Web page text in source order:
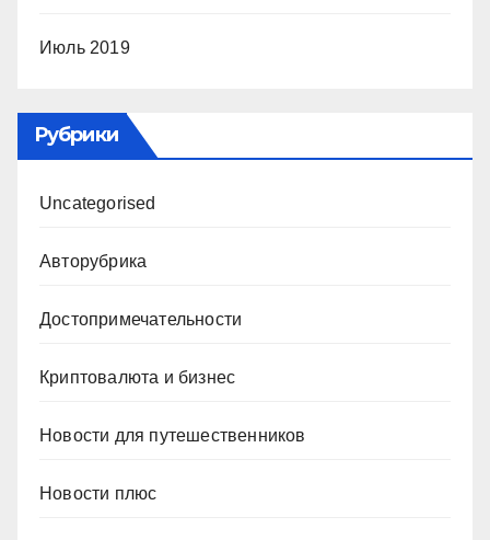
Июль 2019
Рубрики
Uncategorised
Авторубрика
Достопримечательности
Криптовалюта и бизнес
Новости для путешественников
Новости плюс